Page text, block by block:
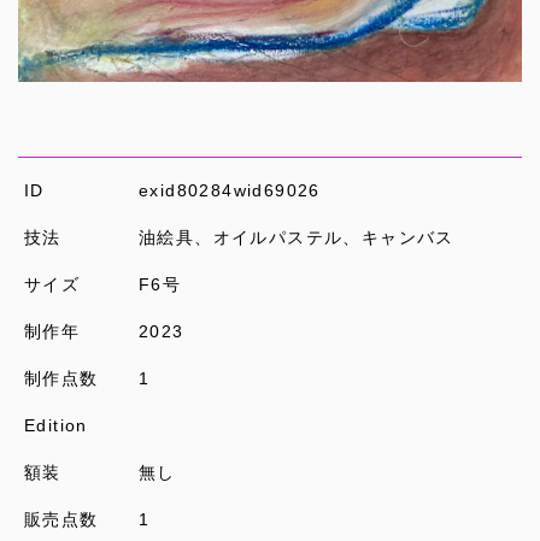
ID exid80284wid69026
技法 油絵具、オイルパステル、キャンバス
サイズ F6号
制作年 2023
制作点数 1
Edition
額装 無し
販売点数 1